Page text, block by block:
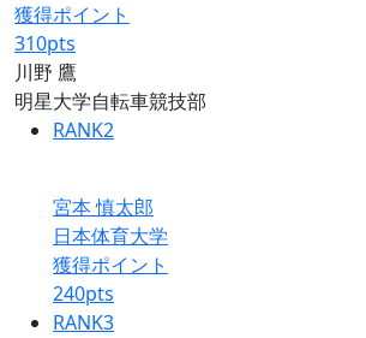
獲得ポイント
310pts
川野 鷹
明星大学自転車競技部
RANK2
宮本 慎太郎
日本体育大学
獲得ポイント
240pts
RANK3